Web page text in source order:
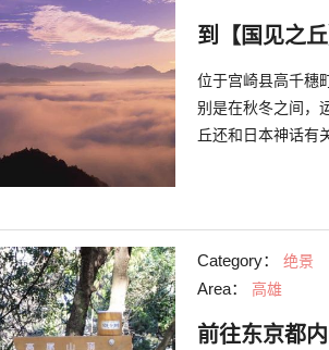
到【国见之
位于宫崎县高千穗
别是在秋冬之间，运
丘还和日本神话有
Category： 绝景
Area： 高雄
前往东京都